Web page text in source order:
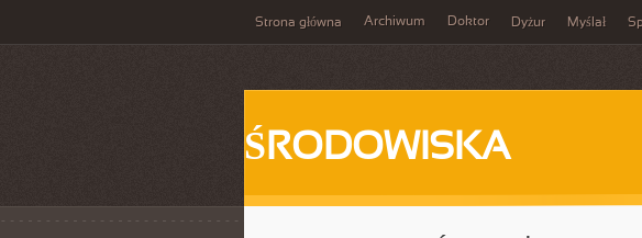
Strona główna Archiwum Doktor Dyżur Myślał
ŚRODOWISKA